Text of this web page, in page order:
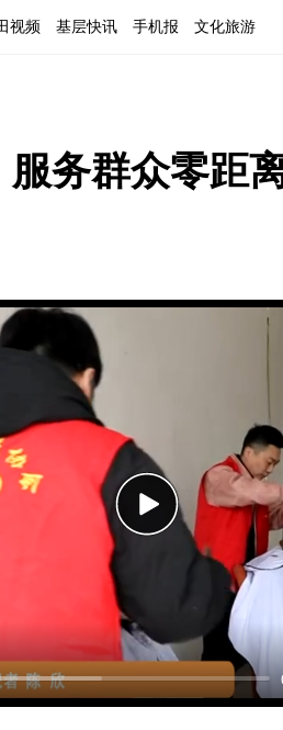
视频 基层快讯 手机报 文化旅游
务群众零距